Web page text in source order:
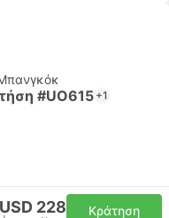
#UO615 +1
USD 228 Κράτηση